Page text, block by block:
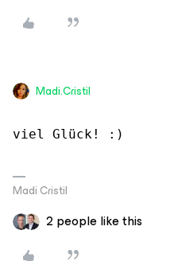
Madi.Cristil
viel Glück! :)
Madi Cristil
2 people like this